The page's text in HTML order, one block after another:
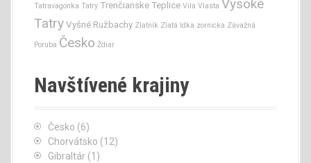
Tatravagonka Tatry Trenčianske Teplice Vila Vlasta Vysoké
Tatry Vyšné Ružbachy Zlatník Zlatá Idka zornicka Závažná
Poruba Česko Ždiar
Navštívené krajiny
Česko (6)
Chorvátsko (12)
Gibraltár (1)